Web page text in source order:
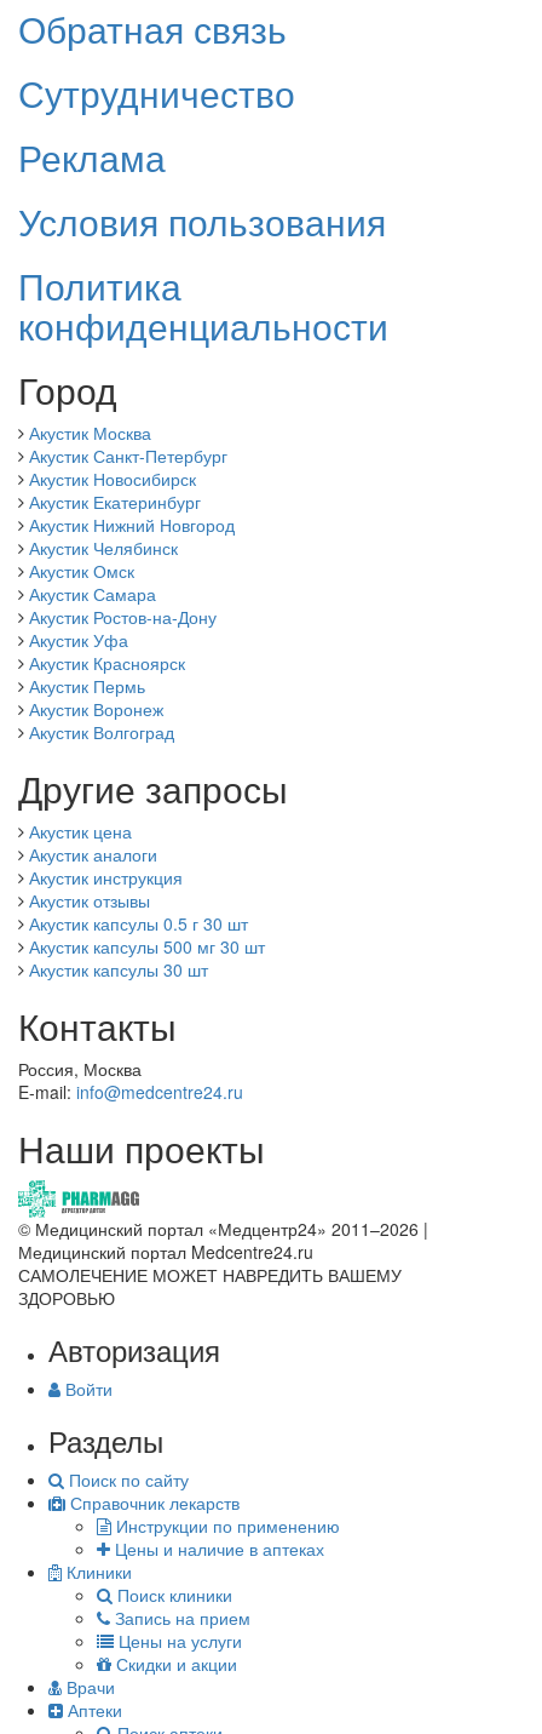
Обратная связь
Сутрудничество
Реклама
Условия пользования
Политика
конфиденциальности
Город
Акустик Москва
Акустик Санкт-Петербург
Акустик Новосибирск
Акустик Екатеринбург
Акустик Нижний Новгород
Акустик Челябинск
Акустик Омск
Акустик Самара
Акустик Ростов-на-Дону
Акустик Уфа
Акустик Красноярск
Акустик Пермь
Акустик Воронеж
Акустик Волгоград
Другие запросы
Акустик цена
Акустик аналоги
Акустик инструкция
Акустик отзывы
Акустик капсулы 0.5 г 30 шт
Акустик капсулы 500 мг 30 шт
Акустик капсулы 30 шт
Контакты
Россия, Москва
E-mail: info@medcentre24.ru
Наши проекты
© Медицинский портал «Медцентр24» 2011–2026 |
Медицинский портал Medcentre24.ru
САМОЛЕЧЕНИЕ МОЖЕТ НАВРЕДИТЬ ВАШЕМУ
ЗДОРОВЬЮ
Авторизация
Войти
Разделы
Поиск по сайту
Справочник лекарств
Инструкции по применению
Цены и наличие в аптеках
Клиники
Поиск клиники
Запись на прием
Цены на услуги
Скидки и акции
Врачи
Аптеки